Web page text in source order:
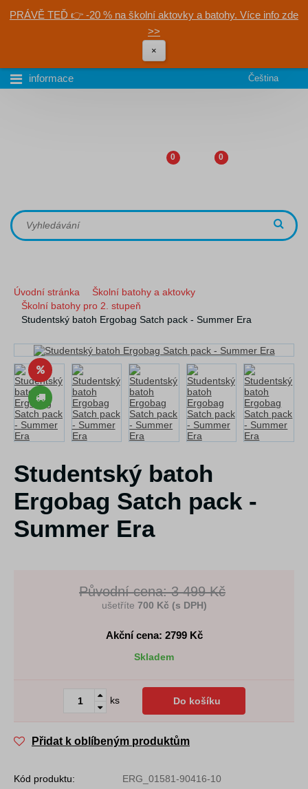
PRÁVĚ TEĎ 👉 -20 % na školní aktovky a batohy. Více info zde
>>
×
informace Čeština
0 0
Úvodní stránka
Školní batohy a aktovky
Školní batohy pro 2. stupeň
Studentský batoh Ergobag Satch pack - Summer Era
Studentský batoh
Ergobag Satch pack -
Summer Era
Původní cena: 3 499 Kč
ušetříte 700 Kč (s DPH)
Akční cena: 2799Kč
Skladem
ks Do košíku
Přidat k oblíbeným produktům
Kód produktu:
ERG_01581-90416-10